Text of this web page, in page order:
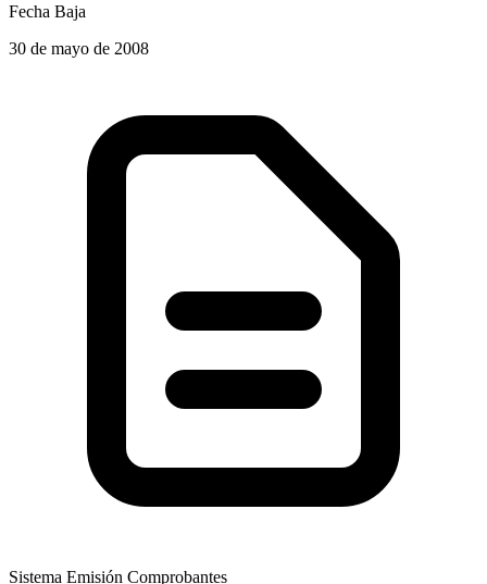
Fecha Baja
30 de mayo de 2008
Sistema Emisión Comprobantes